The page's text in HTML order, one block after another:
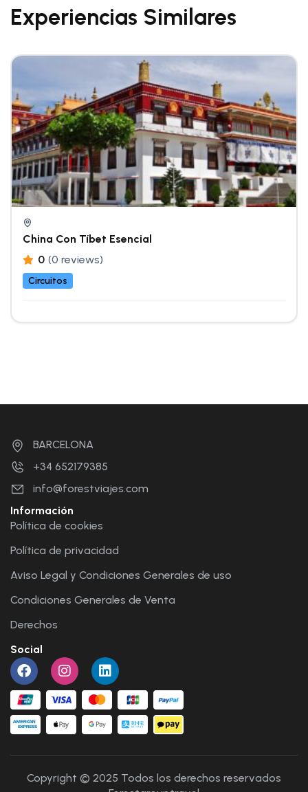
Experiencias Similares
China Con Tíbet Esencial
0 (0 reviews)
Circuitos
BARCELONA
+34 652179385
info@forestviajes.com
Información
Política de cookies
Política de privacidad
Aviso Legal y Condiciones Generales de uso
Condiciones Generales de Venta
Derechos
Social
Copyright © 2025 Todos los derechos reservados